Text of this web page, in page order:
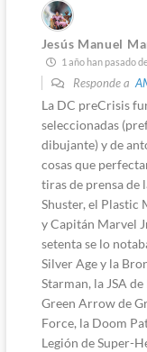
Jesús Manuel
1 año han pasado
Responde a
La DC preCrisis
seleccionadas
dibujante) y de
cosas que
tiras de prensa de
Shuster, el Plastic
y Capitán Marvel
setenta se lo
Silver Age y la
Starman, la JSA
Green Arrow de
Force, la Doom
Legión de Super-